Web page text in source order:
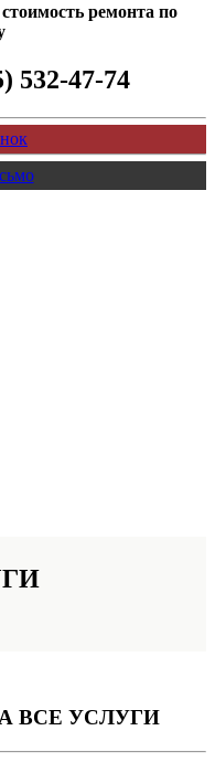
ремонта по
532-47-74
ВСЕ УСЛУГИ